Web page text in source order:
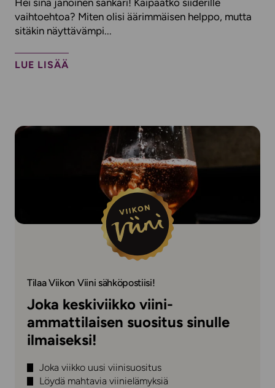
Hei sinä janoinen sankari! Kaipaatko siiderille
vaihtoehtoa? Miten olisi äärimmäisen helppo, mutta
sitäkin näyttävämpi...
LUE LISÄÄ
Tilaa Viikon Viini sähköpostiisi!
Joka keskiviikko viini-
ammattilaisen suositus sinulle
ilmaiseksi!
Joka viikko uusi viinisuositus
Löydä mahtavia viinielämyksiä